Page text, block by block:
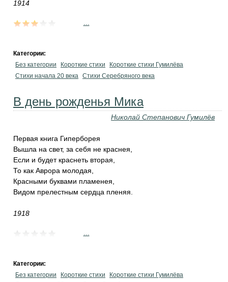
1914
Категории:
Без категории
Короткие стихи
Короткие стихи Гумилёва
Cтихи начала 20 века Cтихи Серебряного века
В день рожденья Мика
Николай Степанович Гумилёв
Первая книга Гиперборея
Вышла на свет, за себя не краснея,
Если и будет краснеть вторая,
То как Аврора молодая,
Красными буквами пламенея,
Видом прелестным сердца пленяя.
1918
Категории:
Без категории
Короткие стихи
Короткие стихи Гумилёва